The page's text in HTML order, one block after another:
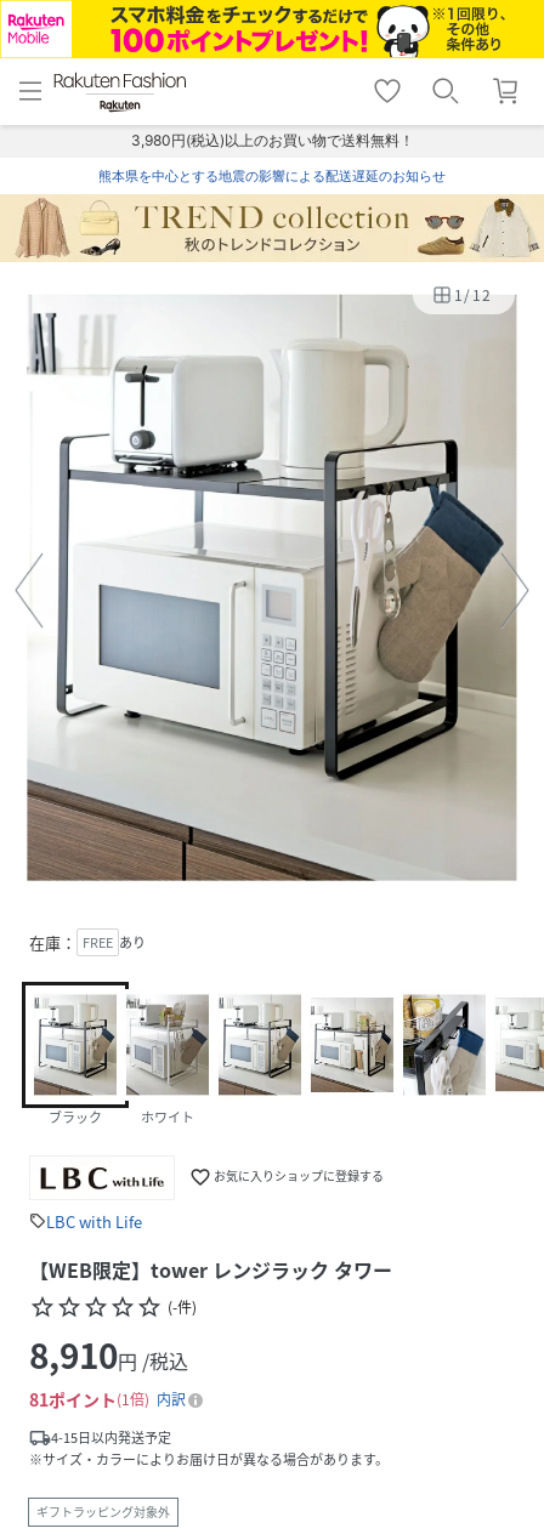
menu home
トップ
shopping_cart lock_outline
ログイン
3,980円(税込)以上のお買い物で送料無料！
熊本県を中心とする地震の影響による配送遅延のお知らせ
1/12
在庫： FREE あり
ブラック ホワイト
favorite_border お気に入りショップに登録する
sellLBC with Life
【WEB限定】tower レンジラック タワー
star_borderstar_borderstar_borderstar_borderstar_border (-件)
8,910円 /税込
81ポイント 1倍
内訳
local_shipping4-15日以内発送予定
※サイズ・カラーによりお届け日が異なる場合があります。
ギフトラッピング対象外